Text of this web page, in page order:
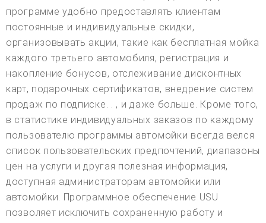
программе удобно предоставлять клиентам
постоянные и индивидуальные скидки,
организовывать акции, такие как бесплатная мойка
каждого третьего автомобиля, регистрация и
накопление бонусов, отслеживание дисконтных
карт, подарочных сертификатов, внедрение систем
продаж по подписке. . , и даже больше. Кроме того,
в статистике индивидуальных заказов по каждому
пользователю программы автомойки всегда велся
список пользовательских предпочтений, диапазоны
цен на услуги и другая полезная информация,
доступная администраторам автомойки или
автомойки. Программное обеспечение USU
позволяет исключить сохраненную работу и